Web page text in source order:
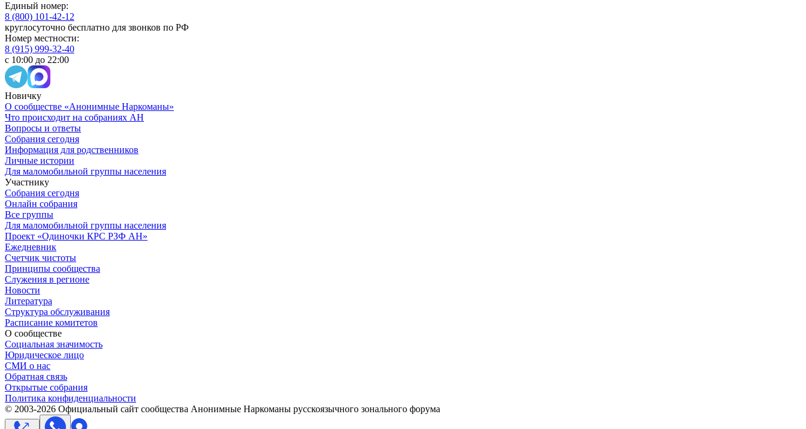
Единый номер:
8 (800) 101-42-12
круглосуточно бесплатно для звонков по РФ
Номер местности:
8 (915) 999-32-40
с 10:00 до 22:00
Новичку
О сообществе «Анонимные Наркоманы»
Что происходит на собраниях АН
Вопросы и ответы
Собрания сегодня
Информация для родственников
Личные истории
Для маломобильной группы населения
Участнику
Собрания сегодня
Онлайн собрания
Все группы
Для маломобильной группы населения
Проект «Одиночки КРС РЗФ АН»
Ежедневник
Счетчик чистоты
Принципы сообщества
Служения в регионе
Новости
Литература
Структура обслуживания
Расписание комитетов
О сообществе
Социальная значимость
Юридическое лицо
СМИ о нас
Обратная связь
Открытые собрания
Политика конфиденциальности
© 2003-2026 Официальный сайт сообщества Анонимные Наркоманы русскоязычного зонального форума